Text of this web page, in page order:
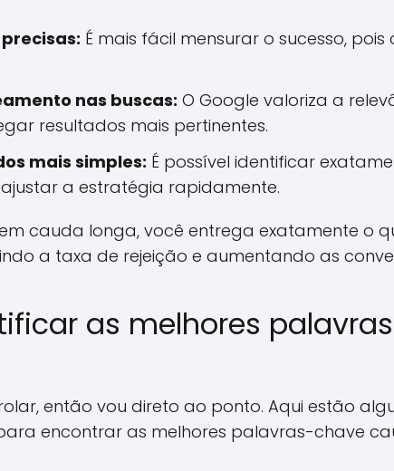
É mais fácil mensurar o sucesso,
nas buscas: O Google valoriza a
resultados mais pertinentes.
mais simples: É possível identificar
a estratégia rapidamente.
cauda longa, você entrega exatamente o
a taxa de rejeição e aumentando as
as melhores
então vou direto ao ponto. Aqui estão
encontrar as melhores palavras-chave